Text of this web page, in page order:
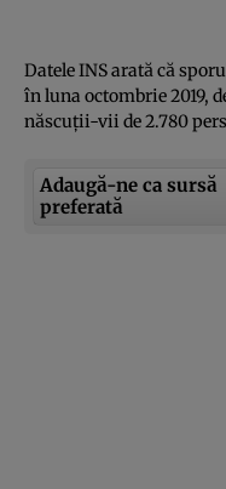
Datele INS arată că
în luna octombrie 2019,
născuţii-vii de 2.780
Adaugă-ne ca sursă
preferată